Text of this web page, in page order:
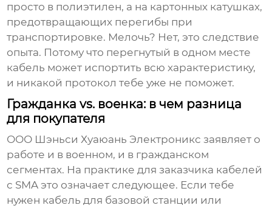
просто в полиэтилен, а на картонных катушках,
предотвращающих перегибы при
транспортировке. Мелочь? Нет, это следствие
опыта. Потому что перегнутый в одном месте
кабель может испортить всю характеристику,
и никакой протокол тебе уже не поможет.
Гражданка vs. военка: в чем разница
для покупателя
ООО Шэньси Хуаюань Электроникс заявляет о
работе и в военном, и в гражданском
сегментах. На практике для заказчика кабелей
с SMA это означает следующее. Если тебе
нужен кабель для базовой станции или